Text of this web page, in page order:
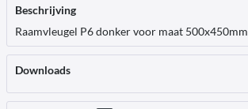
Beschrijving
Raamvleugel P6 donker voor maat 500x450mm
Downloads